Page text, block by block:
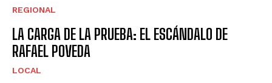
REGIONAL
LA CARGA DE LA PRUEBA: EL ESCÁNDALO DE
RAFAEL POVEDA
LOCAL